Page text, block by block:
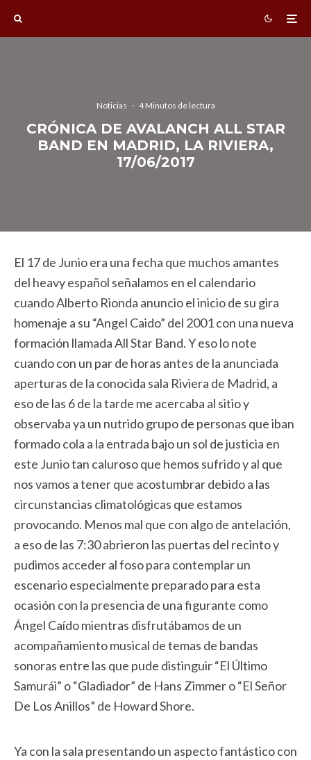
Noticias · 4 Minutos de lectura
CRÓNICA DE AVALANCH ALL STAR
BAND EN MADRID, LA RIVIERA,
17/06/2017
El 17 de Junio era una fecha que muchos amantes
del heavy español señalamos en el calendario
cuando Alberto Rionda anuncio el inicio de su gira
homenaje a su “Angel Caido” del 2001 con una nueva
formación llamada All Star Band. Y eso lo note
cuando con un par de horas antes de la anunciada
aperturas de la conocida sala Riviera de Madrid, a
eso de las 6 de la tarde me acercaba al sitio y
observaba ya un nutrido grupo de personas que iban
formado cola a la entrada bajo un sol de justicia en
este Junio tan caluroso que hemos sufrido y al que
nos vamos a tener que acostumbrar debido a las
circunstancias climatológicas que estamos
provocando. Menos mal que con algo de antelación,
a eso de las 7:30 abrieron las puertas del recinto y
pudimos acceder al foso para contemplar un
escenario especialmente preparado para esta
ocasión con la presencia de una figurante como
Ángel Caído mientras disfrutábamos de un
acompañamiento musical de temas de bandas
sonoras entre las que pude distinguir “El Último
Samurái” o “Gladiador” de Hans Zimmer o “El Señor
De Los Anillos” de Howard Shore.
Ya con la sala presentando un aspecto fantástico con